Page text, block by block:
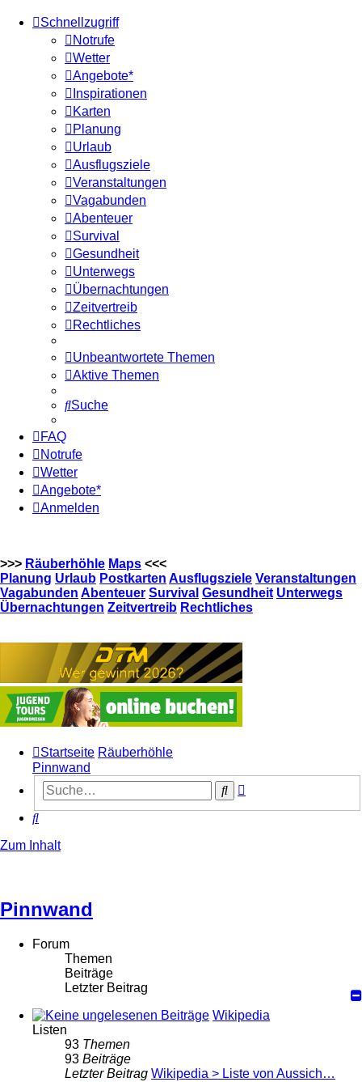
Schnellzugriff
Notrufe
Wetter
Angebote*
Inspirationen
Karten
Planung
Urlaub
Ausflugsziele
Veranstaltungen
Vagabunden
Abenteuer
Survival
Gesundheit
Unterwegs
Übernachtungen
Zeitvertreib
Rechtliches
Unbeantwortete Themen
Aktive Themen
Suche
FAQ
Notrufe
Wetter
Angebote*
Anmelden
>>> Räuberhöhle Maps <<<
Planung Urlaub Postkarten Ausflugsziele Veranstaltungen
Vagabunden Abenteuer Survival Gesundheit Unterwegs
Übernachtungen Zeitvertreib Rechtliches
Startseite Räuberhöhle
Pinnwand
Suche
Suche
Zum Inhalt
Pinnwand
Forum
Themen
Beiträge
Letzter Beitrag
Wikipedia
Listen
93 Themen
93 Beiträge
Letzter Beitrag Wikipedia > Liste von Aussich…